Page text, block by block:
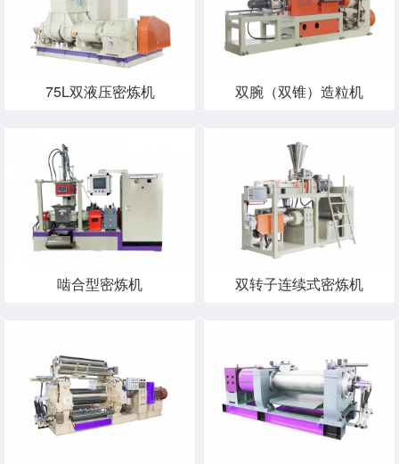
75L双液压密炼机 双腕（双锥）造粒机
啮合型密炼机 双转子连续式密炼机